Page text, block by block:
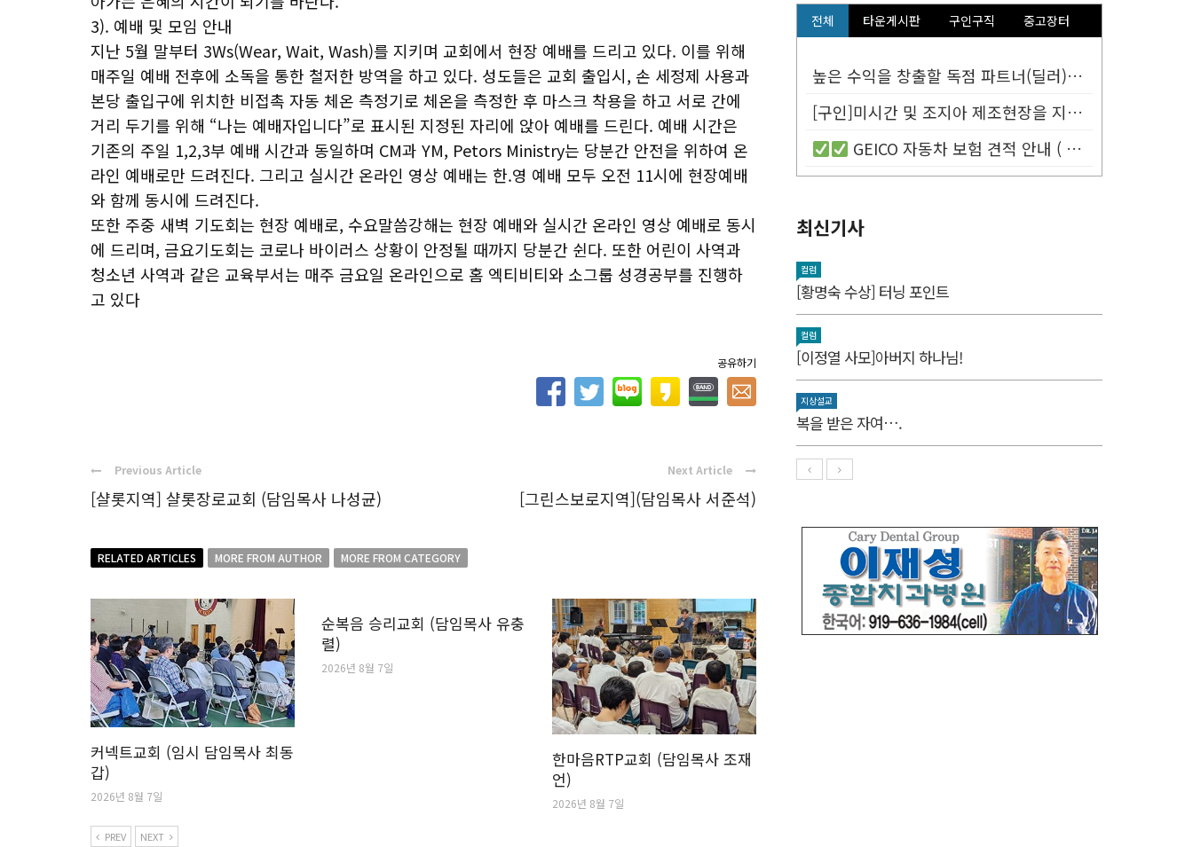
3). 예배 및 모임 안내
지난 5월 말부터 3Ws(Wear, Wait, Wash)를 지키며 교회에서 현장 예배를 드리고 있다. 이를 위해
매주일 예배 전후에 소독을 통한 철저한 방역을 하고 있다. 성도들은 교회 출입시, 손 세정제 사용과
본당 출입구에 위치한 비접촉 자동 체온 측정기로 체온을 측정한 후 마스크 착용을 하고 서로 간에
거리 두기를 위해 “나는 예배자입니다”로 표시된 지정된 자리에 앉아 예배를 드린다. 예배 시간은
기존의 주일 1,2,3부 예배 시간과 동일하며 CM과 YM, Petors Ministry는 당분간 안전을 위하여 온
라인 예배로만 드려진다. 그리고 실시간 온라인 영상 예배는 한.영 예배 모두 오전 11시에 현장예배
와 함께 동시에 드려진다.
또한 주중 새벽 기도회는 현장 예배로, 수요말씀강해는 현장 예배와 실시간 온라인 영상 예배로 동시
에 드리며, 금요기도회는 코로나 바이러스 상황이 안정될 때까지 당분간 쉰다. 또한 어린이 사역과
청소년 사역과 같은 교육부서는 매주 금요일 온라인으로 홈 엑티비티와 소그룹 성경공부를 진행하
고 있다
공유하기
Previous Article
[샬롯지역] 샬롯장로교회 (담임목사 나성균)
Next Article
[그린스보로지역](담임목사 서준석)
RELATED ARTICLES MORE FROM AUTHOR MORE FROM CATEGORY
커넥트교회 (임시 담임목사 최동
갑)
2026년 8월 7일
순복음 승리교회 (담임목사 유충
렬)
2026년 8월 7일
한마음RTP교회 (담임목사 조재
언)
2026년 8월 7일
PREV NEXT
전체 타운게시판 구인구직 중고장터
높은 수익을 창출할 독점 파트너(딜러)를 모십니다.
[구인]미시간 및 조지아 제조현장을 지원할 Customer Service...
GEICO 자동차 보험 견적 안내 (
최신기사
컬럼
[황명숙 수상] 터닝 포인트
컬럼
[이정열 사모]아버지 하나님!
지상설교
복을 받은 자여….